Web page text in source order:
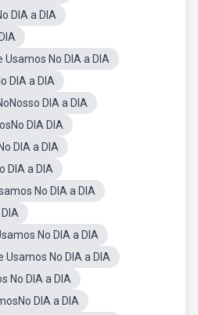
DIA a DIA
No DIA a DIA
DIA a DIA
DIA a DIA
DIA DIA
DIA a DIA
DIA a DIA
No DIA a DIA
No DIA a DIA
No DIA a DIA
No DIA a DIA
DIA a DIA